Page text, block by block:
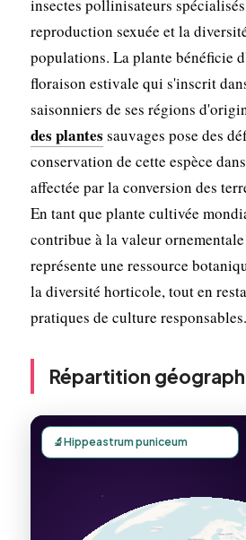
insectes pollinisateurs
reproduction sexuée et la
populations. La plante bénéficie
floraison estivale qui s'inscrit
saisonniers de ses régions
des plantes sauvages pose des
conservation de cette espèce
affectée par la conversion des
En tant que plante cultivée
contribue à la valeur
représente une ressource
la diversité horticole, tout en
pratiques de culture responsables.
Répartition